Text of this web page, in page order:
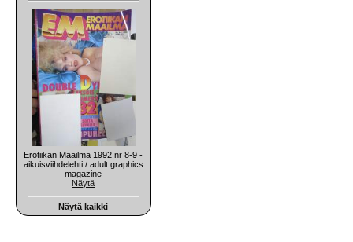
Erotiikan Maailma 1992 nr 8-9 -
aikuisviihdelehti / adult graphics
magazine
Näytä
Näytä kaikki